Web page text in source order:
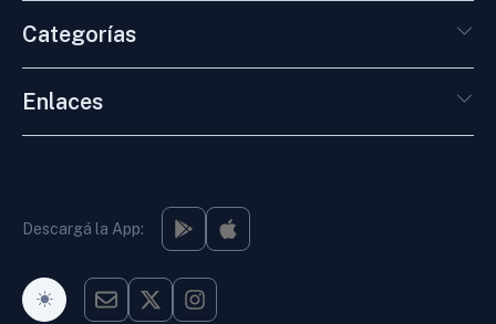
Categorías
Enlaces
Descargá la App:
Modo Oscuro